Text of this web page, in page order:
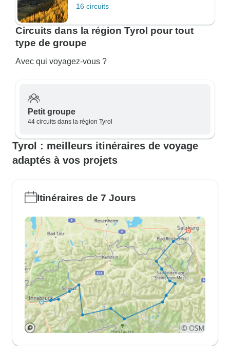
16 circuits
Circuits dans la région Tyrol pour tout
type de groupe
Avec qui voyagez-vous ?
Petit groupe
44 circuits dans la région Tyrol
Tyrol : meilleurs itinéraires de voyage
adaptés à vos projets
Itinéraires de 7 Jours